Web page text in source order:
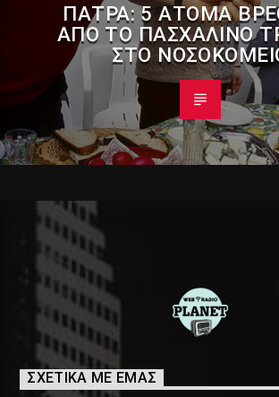
ΠΆΤΡΑ: 5 ΆΤΟΜΑ
ΑΠΌ ΤΟ ΠΑΣΧΑΛΙΝΌ
ΣΤΟ
ΣΧΕΤΙΚΑ ΜΕ ΕΜΑΣ